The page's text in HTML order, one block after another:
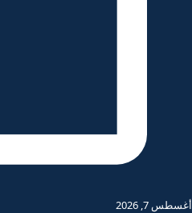
أغسطس 7, 2026